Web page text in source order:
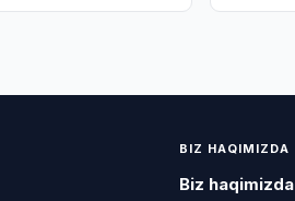
BIZ HAQIMIZDA
Biz haqimizda